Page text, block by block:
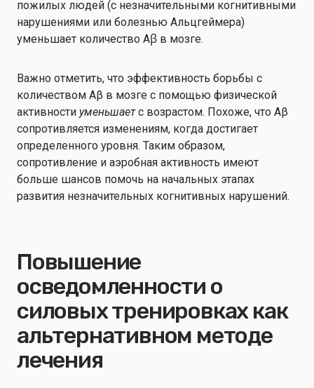
пожилых людей (с незначительными когнитивными
нарушениями или болезнью Альцгеймера)
уменьшает количество Aꞵ в мозге.
Важно отметить, что эффективность борьбы с
количеством Aβ в мозге с помощью физической
активности уменьшаетс возрастом. Похоже, что Aβ
сопротивляется изменениям, когда достигает
определенного уровня. Таким образом,
сопротивление и аэробная активность имеют
больше шансов помочь на начальных этапах
развития незначительных когнитивных нарушений.
Повышение
осведомленности о
силовых тренировках как
альтернативном методе
лечения